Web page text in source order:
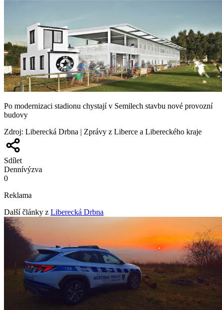
Po modernizaci stadionu chystají v Semilech stavbu nové provozní
budovy
Zdroj: Liberecká Drbna | Zprávy z Liberce a Libereckého kraje
Sdílet
Dennívýzva
0
Reklama
Další články z Liberecká Drbna